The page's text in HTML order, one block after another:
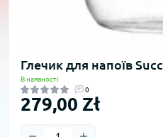
Глечик для напоїв
В наявності
0
279,00 Zł